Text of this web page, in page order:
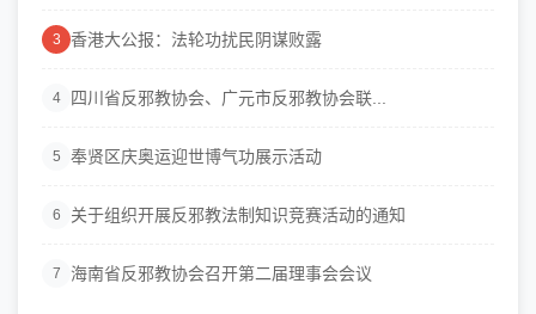
3 香港大公报：法轮功扰民阴谋败露
4 四川省反邪教协会、广元市反邪教协会联...
5 奉贤区庆奥运迎世博气功展示活动
6 关于组织开展反邪教法制知识竞赛活动的通知
7 海南省反邪教协会召开第二届理事会会议